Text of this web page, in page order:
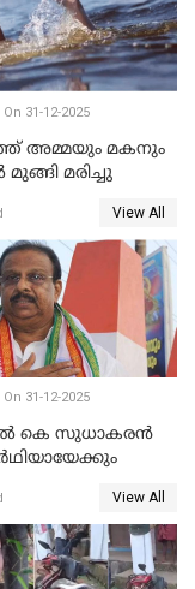
31-12-2025
അമ്മയും മകനും
മരിച്ചു
View All
31-12-2025
View All